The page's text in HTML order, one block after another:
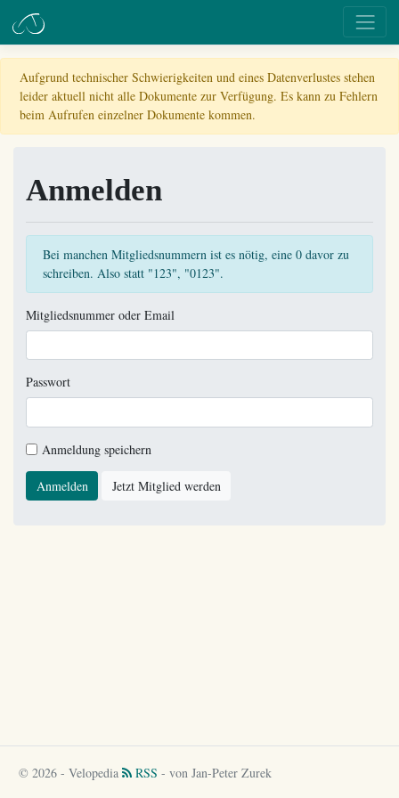
Aufgrund technischer Schwierigkeiten und eines Datenverlustes stehen
leider aktuell nicht alle Dokumente zur Verfügung. Es kann zu Fehlern
beim Aufrufen einzelner Dokumente kommen.
Anmelden
Bei manchen Mitgliedsnummern ist es nötig, eine 0 davor zu
schreiben. Also statt "123", "0123".
Mitgliedsnummer oder Email
Passwort
Anmeldung speichern
Anmelden Jetzt Mitglied werden
© 2026 - Velopedia RSS - von Jan-Peter Zurek